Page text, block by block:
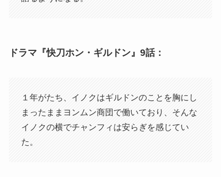
ドラマ『快刀ホン・ギルドン』9話：
１年がたち、イノクはギルドンのことを胸にし
まったままヨンムン商団で働いており、そんな
イノクの横でチャンフィは安らぎを感じてい
た。